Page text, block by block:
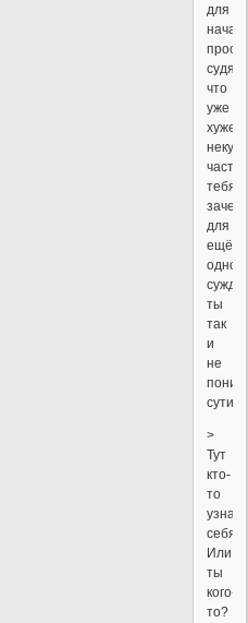
для
судят,
что
уже
хуже
тебя
для
ещё
одного
ты
так
и
не
сути.
>
Тут
кто-
то
узнал
себя?
Или
ты
кого-
то?